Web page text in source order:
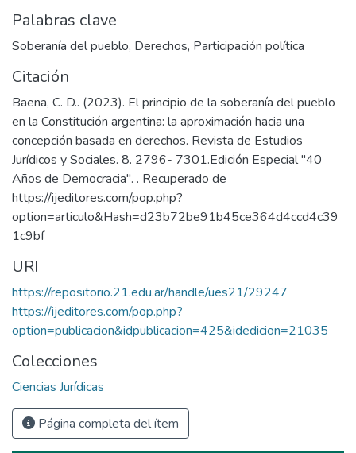
Palabras clave
Soberanía del pueblo, Derechos, Participación política
Citación
Baena, C. D.. (2023). El principio de la soberanía del pueblo
en la Constitución argentina: la aproximación hacia una
concepción basada en derechos. Revista de Estudios
Jurídicos y Sociales. 8. 2796- 7301.Edición Especial "40
Años de Democracia". . Recuperado de
https://ijeditores.com/pop.php?
option=articulo&Hash=d23b72be91b45ce364d4ccd4c39
1c9bf
URI
https://repositorio.21.edu.ar/handle/ues21/29247
https://ijeditores.com/pop.php?
option=publicacion&idpublicacion=425&idedicion=21035
Colecciones
Ciencias Jurídicas
Página completa del ítem